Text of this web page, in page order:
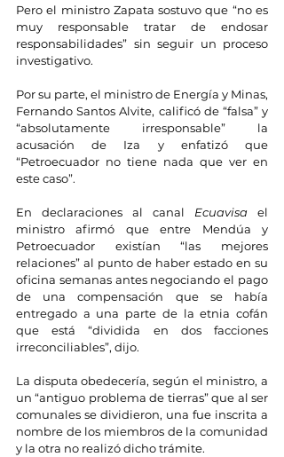
Pero el ministro Zapata sostuvo que “no es
muy responsable tratar de endosar
responsabilidades” sin seguir un proceso
investigativo.
Por su parte, el ministro de Energía y Minas,
Fernando Santos Alvite, calificó de “falsa” y
“absolutamente irresponsable” la
acusación de Iza y enfatizó que
“Petroecuador no tiene nada que ver en
este caso”.
En declaraciones al canal Ecuavisa el
ministro afirmó que entre Mendúa y
Petroecuador existían “las mejores
relaciones” al punto de haber estado en su
oficina semanas antes negociando el pago
de una compensación que se había
entregado a una parte de la etnia cofán
que está “dividida en dos facciones
irreconciliables”, dijo.
La disputa obedecería, según el ministro, a
un “antiguo problema de tierras” que al ser
comunales se dividieron, una fue inscrita a
nombre de los miembros de la comunidad
y la otra no realizó dicho trámite.